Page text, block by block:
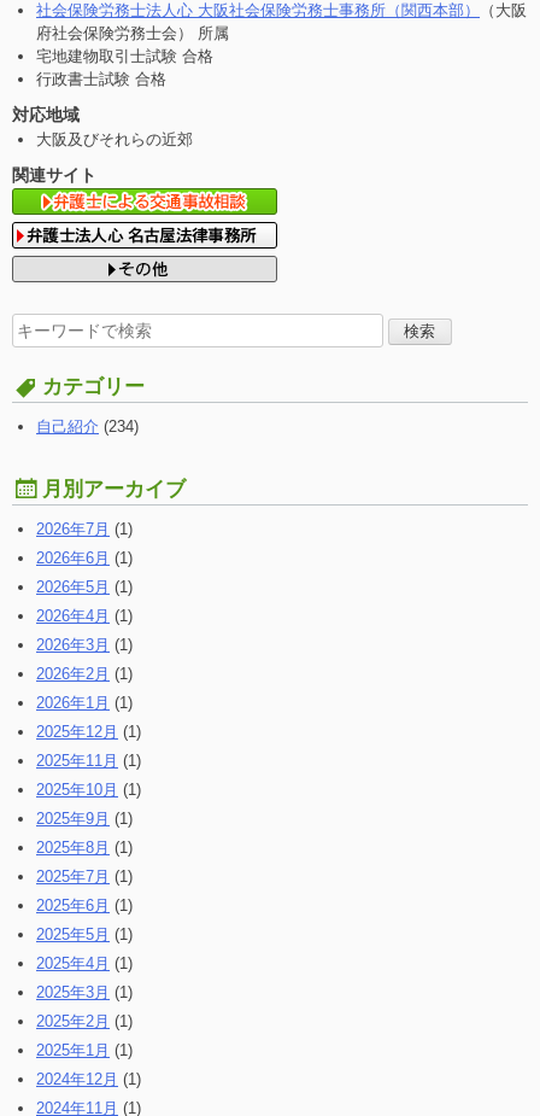
社会保険労務士法人心 大阪社会保険労務士事務所（関西本部）
（大阪
府社会保険労務士会） 所属
宅地建物取引士試験 合格
行政書士試験 合格
対応地域
大阪及びそれらの近郊
関連サイト
検
索
す
る:
カテゴリー
自己紹介 (234)
月別アーカイブ
2026年7月 (1)
2026年6月 (1)
2026年5月 (1)
2026年4月 (1)
2026年3月 (1)
2026年2月 (1)
2026年1月 (1)
2025年12月 (1)
2025年11月 (1)
2025年10月 (1)
2025年9月 (1)
2025年8月 (1)
2025年7月 (1)
2025年6月 (1)
2025年5月 (1)
2025年4月 (1)
2025年3月 (1)
2025年2月 (1)
2025年1月 (1)
2024年12月 (1)
2024年11月 (1)